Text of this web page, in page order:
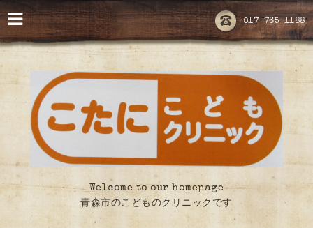
017-765-1188
Welcome to our homepage
青森市のこどものクリニックです